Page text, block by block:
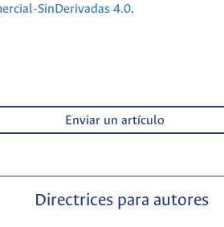
SinDerivadas 4.0.
Enviar un artículo
Directrices para autores